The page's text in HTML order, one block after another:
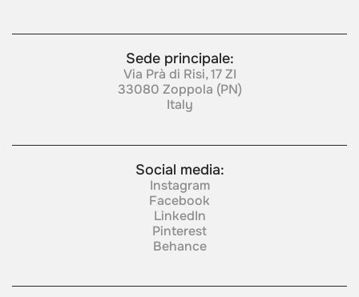
Sede principale:
Via Prà di Risi, 17 ZI
33080 Zoppola (PN)
Italy
Social media:
Instagram
Facebook
LinkedIn
Pinterest
Behance